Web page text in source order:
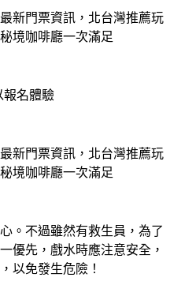
報名體驗
。不過雖然有救生員，為了
優先，戲水時應注意安全，
以免發生危險！